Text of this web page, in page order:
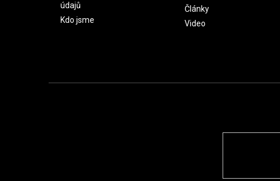
údajů
Kdo jsme
Články
Video